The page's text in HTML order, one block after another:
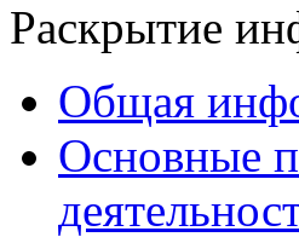
Раскрытие
Общая
Основные